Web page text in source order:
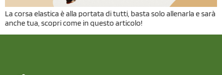
La corsa elastica è alla portata di tutti, basta solo allenarla e sarà
anche tua, scopri come in questo articolo!